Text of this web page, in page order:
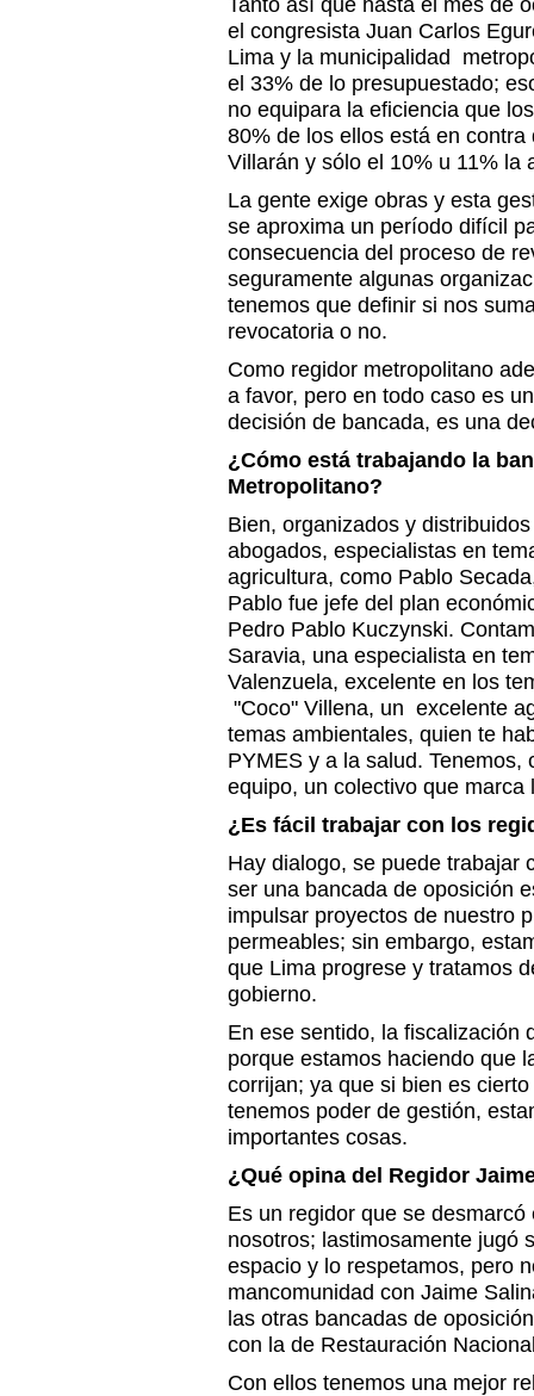
Tanto así que hasta el mes de
el congresista Juan Carlos
Lima y la municipalidad
el 33% de lo presupuestado;
no equipara la eficiencia que
80% de los ellos está en
Villarán y sólo el 10% u 11% la
La gente exige obras y esta
se aproxima un período difícil
consecuencia del proceso de
seguramente algunas
tenemos que definir si nos
revocatoria o no.
Como regidor metropolitano
a favor, pero en todo caso es
decisión de bancada, es una
¿Cómo está trabajando la
Metropolitano?
Bien, organizados y
abogados, especialistas en
agricultura, como Pablo
Pablo fue jefe del plan
Pedro Pablo Kuczynski.
Saravia, una especialista en
Valenzuela, excelente en los
"Coco" Villena, un excelente
temas ambientales, quien te
PYMES y a la salud. Tenemos,
equipo, un colectivo que marca
¿Es fácil trabajar con los
Hay dialogo, se puede trabajar
ser una bancada de oposición
impulsar proyectos de nuestro
permeables; sin embargo,
que Lima progrese y tratamos
gobierno.
En ese sentido, la fiscalización
porque estamos haciendo que
corrijan; ya que si bien es
tenemos poder de gestión,
importantes cosas.
¿Qué opina del Regidor
Es un regidor que se
nosotros; lastimosamente jugó
espacio y lo respetamos, pero
mancomunidad con Jaime
las otras bancadas de
con la de Restauración
Con ellos tenemos una mejor